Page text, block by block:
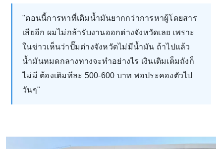
"ตอนนี้การหาที่เติมน้ำมันยากกว่าการหาผู้โดยสาร
เสียอีก ผมไม่กล้ารับงานออกต่างจังหวัดเลย เพราะ
ในข่าวเห็นว่าปั๊มต่างจังหวัดไม่มีน้ำมัน ถ้าไปแล้ว
น้ำมันหมดกลางทางจะทำอย่างไร เงินเติมเต็มถังก็
ไม่มี ต้องเติมทีละ 500-600 บาท พอประคองตัวไป
วันๆ"